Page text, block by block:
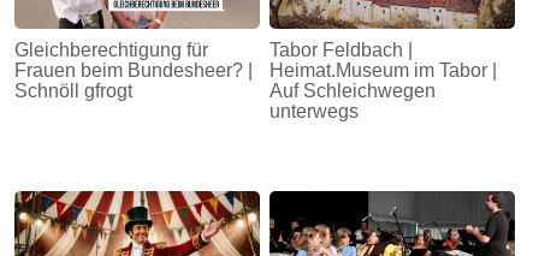
Gleichberechtigung für
Frauen beim Bundesheer? |
Schnöll gfrogt
Tabor Feldbach |
Heimat.Museum im Tabor |
Auf Schleichwegen
unterwegs